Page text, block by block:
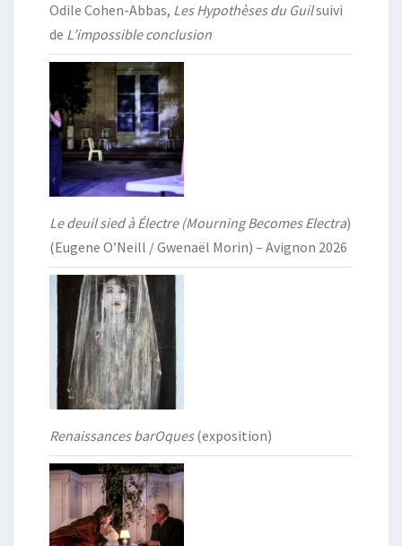
Odile Cohen-Abbas, Les Hypothèses du Guilsuivi
de L’impossible conclusion
Le deuil sied à Électre (Mourning Becomes Electra)
(Eugene O’Neill / Gwenaël Morin) – Avignon 2026
Renaissances barOques(exposition)